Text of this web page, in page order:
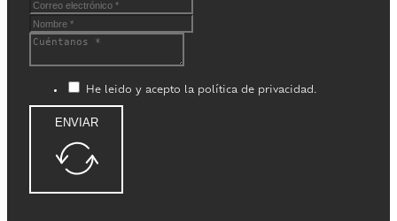
He leido y acepto la política de privacidad.
ENVIAR